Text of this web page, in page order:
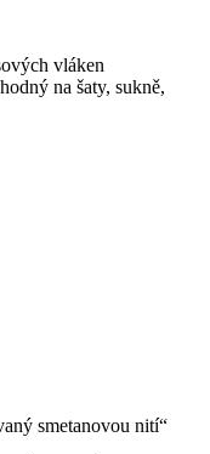
vláken
na šaty, sukně,
smetanovou nití“